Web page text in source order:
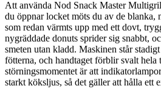
Att använda Nod Snack Master
du öppnar locket möts du av de blanka,
som redan värmts upp med ett dovt,
nygräddade donuts sprider sig snabbt,
smeten utan kladd. Maskinen står
fötterna, och handtaget förblir svalt hela
störningsmomentet är att
starkt köksljus, så det gäller att hålla ett